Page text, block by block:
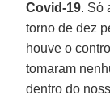
Covid-19. Só
torno de dez
houve o
tomaram
dentro do